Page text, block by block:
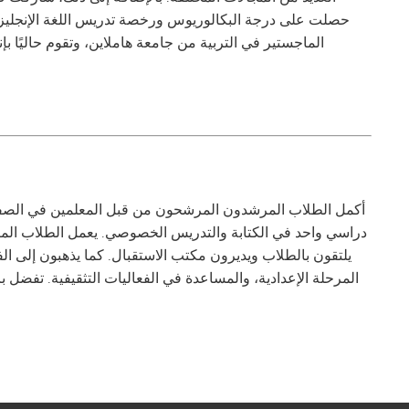
حصلت على درجة البكالوريوس ورخصة تدريس اللغة
الماجستير في التربية من جامعة هاملاين، وتقوم حاليًا
أكمل الطلاب المرشدون المرشحون من قبل المعلمين في
دراسي واحد في الكتابة والتدريس الخصوصي. يعمل الطلاب
يلتقون بالطلاب ويديرون مكتب الاستقبال. كما يذهبون
المرحلة الإعدادية، والمساعدة في الفعاليات التثقيفية.